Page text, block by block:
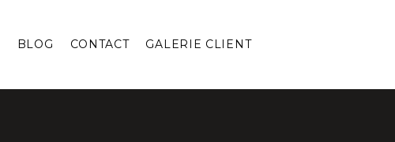
BLOG CONTACT GALERIE CLIENT